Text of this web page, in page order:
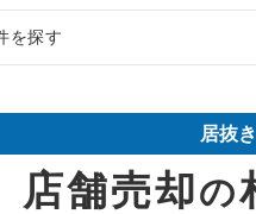
き売却物件の案件一覧
抜き売却物件の案件一覧
抜き売却物件の案件一覧
の居抜き売却物件の案件一覧
料理の居抜き売却物件の案件
抜き売却物件の案件一覧
を探す
理の居抜き売却物件の案件一覧
んの居抜き売却物件の案件一覧
居抜
店舗売却の